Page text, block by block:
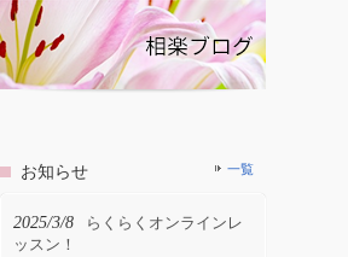
お知らせ 一覧
2025/3/8
らくらくオンラインレ
ッスン！